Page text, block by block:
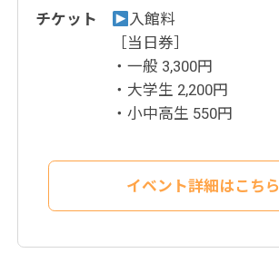
チケット
入館料
［当日券］
・一般 3,300円
・大学生 2,200円
・小中高生 550円
イベント詳細はこちら